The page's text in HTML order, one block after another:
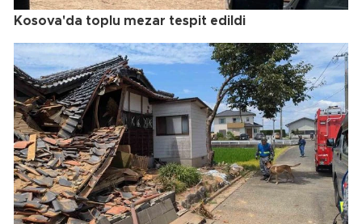
Kosova'da toplu mezar tespit edildi